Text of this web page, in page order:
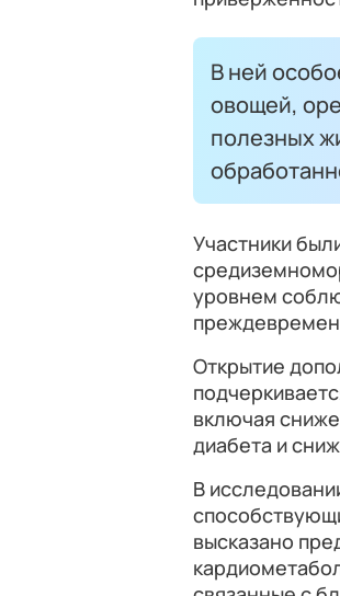
В ней
овощей,
полезных
Участники
уровнем
Открытие
включая
диабета и
В
высказано